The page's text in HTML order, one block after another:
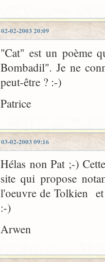
02-02-2003 20:09
"Cat" est un poème
Bombadil". Je ne
peut-être ? :-)
Patrice
03-02-2003 09:16
Hélas non Pat ;-)
site qui propose
l'oeuvre de Tolkien
:-)
Arwen